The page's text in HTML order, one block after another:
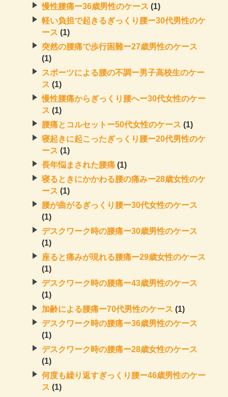
慢性腰痛ー36歳男性のケース (1)
軽い負担で起きるぎっくり腰ー30代男性のケ
ース (1)
突然の腰痛で歩行困難ー27歳男性のケース
(1)
スポーツによる腰の不調ー男子高校生のケー
ス (1)
慢性腰痛からぎっくり腰へー30代女性のケー
ス (1)
腰痛とコルセットー50代女性のケース (1)
寝起きに起こったぎっくり腰ー20代男性のケ
ース (1)
長年悩まされた腰痛 (1)
寝るときにかかわる腰の痛みー28歳女性のケ
ース (1)
腰が曲がるぎっくり腰ー30代女性のケース
(1)
デスクワーク時の腰痛ー30歳男性のケース
(1)
座ると痛みが現れる腰痛ー29歳女性のケース
(1)
デスクワーク時の腰痛ー43歳男性のケース
(1)
加齢による腰痛ー70代男性のケース (1)
デスクワーク時の腰痛ー36歳男性のケース
(1)
デスクワーク時の腰痛ー28歳女性のケース
(1)
何度も繰り返すぎっくり腰ー46歳男性のケー
ス (1)